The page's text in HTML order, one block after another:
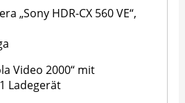
„Sony HDR-CX 560 VE“,
Video 2000“ mit
Ladegerät